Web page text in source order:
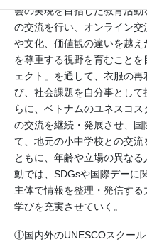
会の実現を目指した教育活
の交流を行い、オンライン
や文化、価値観の違いを越
を尊重する視野を育むこと
ェクト」を通して、衣服の
び、社会課題を自分事とし
らに、ベトナムのユネスコ
の交流を継続・発展させ、国
て、地元の小中学校との交
ともに、年齢や立場の異な
動では、SDGsや国際デーに
主体で情報を整理・発信す
学びを充実させていく。
①国内外のUNESCOスクー